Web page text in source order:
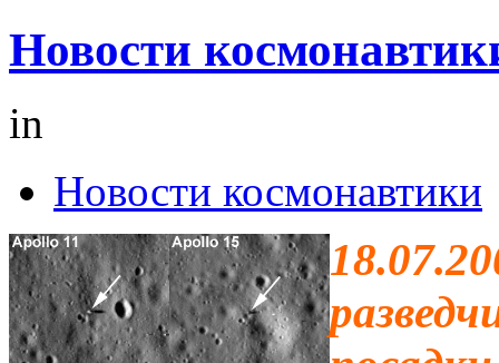
Новости
in
Новости космонавтики